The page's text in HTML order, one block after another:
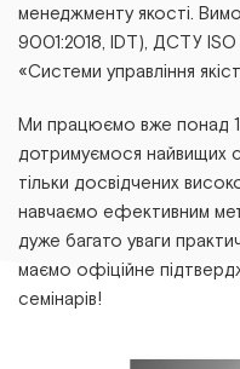
менеджменту якості.
9001:2018, ІDТ), ДСТУ
«Системи управління
Ми працюємо вже понад
дотримуємося найвищих
тільки досвідчених
навчаємо ефективним
дуже багато уваги
маємо офіційне
семінарів!